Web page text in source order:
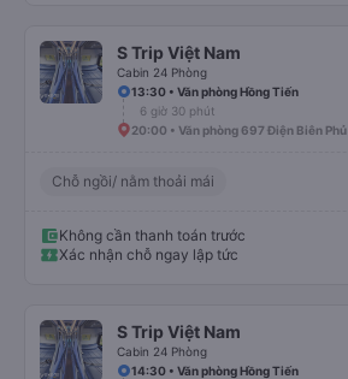
S Trip Việt Nam
Cabin 24 Phòng
13:30 • Văn phòng Hồng Tiến
6 giờ 30 phút
20:00 • Văn phòng 697 Điện Biên Phủ
Chỗ ngồi/ nằm thoải mái
Không cần thanh toán trước
Xác nhận chỗ ngay lập tức
S Trip Việt Nam
Cabin 24 Phòng
14:30 • Văn phòng Hồng Tiến